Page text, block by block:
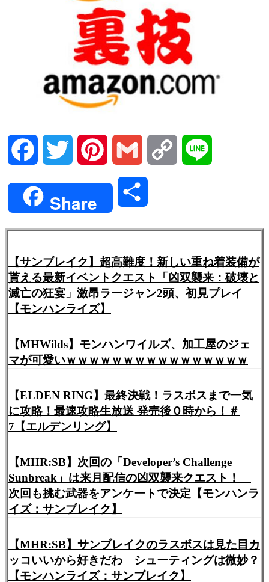
Facebook Twitter Pinterest Gmail Copy
Share
【サンブレイク】超高難度！新しい重ね着装備が
貰える最新イベントクエスト「凶双襲来：破壊と
滅亡の狂宴」激昂ラージャン2頭、初見プレイ
【モンハンライズ】
【MHWilds】モンハンワイルズ、加工屋のジェ
マが可愛いｗｗｗｗｗｗｗｗｗｗｗｗｗｗｗｗ
【ELDEN RING】最終決戦！ラスボスまで一気
に攻略！最速攻略生放送 発売後０時から！＃
7【エルデンリング】
【MHR:SB】次回の「Developer’s Challenge
Sunbreak」は来月配信の凶双襲来クエスト！
次回も挑む武器をアンケートで決定【モンハンラ
イズ：サンブレイク】
【MHR:SB】サンブレイクのラスボスは見た目カ
ッコいいから好きだわ シューティングは微妙？
【モンハンライズ：サンブレイク】